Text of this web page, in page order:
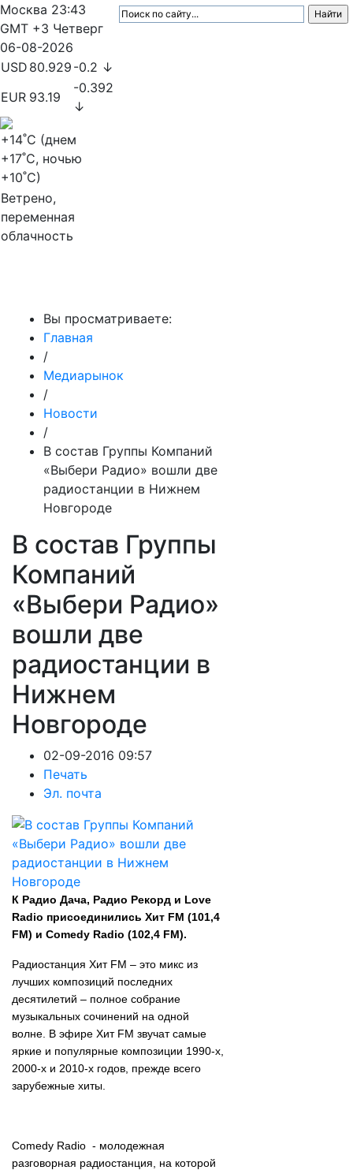
Москва 23:43
GMT +3 Четверг
06-08-2026
USD 80.929 -0.2 ↓
EUR 93.19
-0.392
↓
+14˚C (днем
+17˚C, ночью
+10˚C)
Ветрено,
переменная
облачность
Вы просматриваете:
Главная
/
Медиарынок
/
Новости
/
В состав Группы Компаний
«Выбери Радио» вошли две
радиостанции в Нижнем
Новгороде
В состав Группы
Компаний
«Выбери Радио»
вошли две
радиостанции в
Нижнем
Новгороде
02-09-2016 09:57
Печать
Эл. почта
К Радио Дача, Радио Рекорд и Love
Radio присоединились Хит FM (101,4
FM) и Comedy Radio (102,4 FM).
Радиостанция Хит FM – это микс из
лучших композиций последних
десятилетий – полное собрание
музыкальных сочинений на одной
волне. В эфире Хит FM звучат самые
яркие и популярные композиции 1990-х,
2000-х и 2010-х годов, прежде всего
зарубежные хиты.
Comedy Radio - молодежная
разговорная радиостанция, на которой